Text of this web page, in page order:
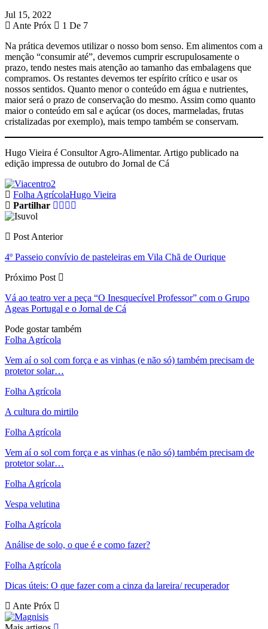
Jul 15, 2022
Ante Próx
1 De 7
Na prática devemos utilizar o nosso bom senso. Em alimentos com a
menção “consumir até”, devemos cumprir escrupulosamente o
prazo, tendo nestes mais atenção ao tamanho das embalagens que
compramos. Os restantes devemos ter espírito crítico e usar os
nossos sentidos. Quanto menor o conteúdo em água e nutrientes,
maior será o prazo de conservação do mesmo. Assim como quanto
maior o conteúdo em sal e açúcar (os doces, marmeladas, frutas
cristalizadas por exemplo), mais tempo também se conservam.
Hugo Vieira é Consultor Agro-Alimentar. Artigo publicado na
edição impressa de outubro do Jornal de Cá
Folha AgrícolaHugo Vieira
Partilhar
Post Anterior
4º Passeio convívio de pasteleiras em Vila Chã de Ourique
Próximo Post
Vá ao teatro ver a peça “O Inesquecível Professor” com o Grupo
Ageas Portugal e o Jornal de Cá
Pode gostar também
Folha Agrícola
Vem aí o sol com força e as vinhas (e não só) também precisam de
protetor solar…
Folha Agrícola
A cultura do mirtilo
Folha Agrícola
Vem aí o sol com força e as vinhas (e não só) também precisam de
protetor solar…
Folha Agrícola
Vespa velutina
Folha Agrícola
Análise de solo, o que é e como fazer?
Folha Agrícola
Dicas úteis: O que fazer com a cinza da lareira/ recuperador
Ante Próx